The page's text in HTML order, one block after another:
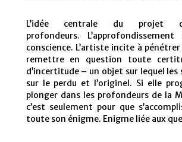
L’idée centrale du projet
profondeurs.
conscience. L’artiste incite à
remettre en question toute
d’incertitude – un objet sur lequel
sur le perdu et l’originel. Si elle
plonger dans les profondeurs de la
c’est seulement pour que
toute son énigme. Enigme liée aux